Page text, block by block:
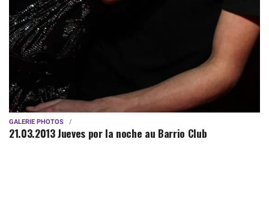
GALERIE PHOTOS
21.03.2013 Jueves por la noche au Barrio Club